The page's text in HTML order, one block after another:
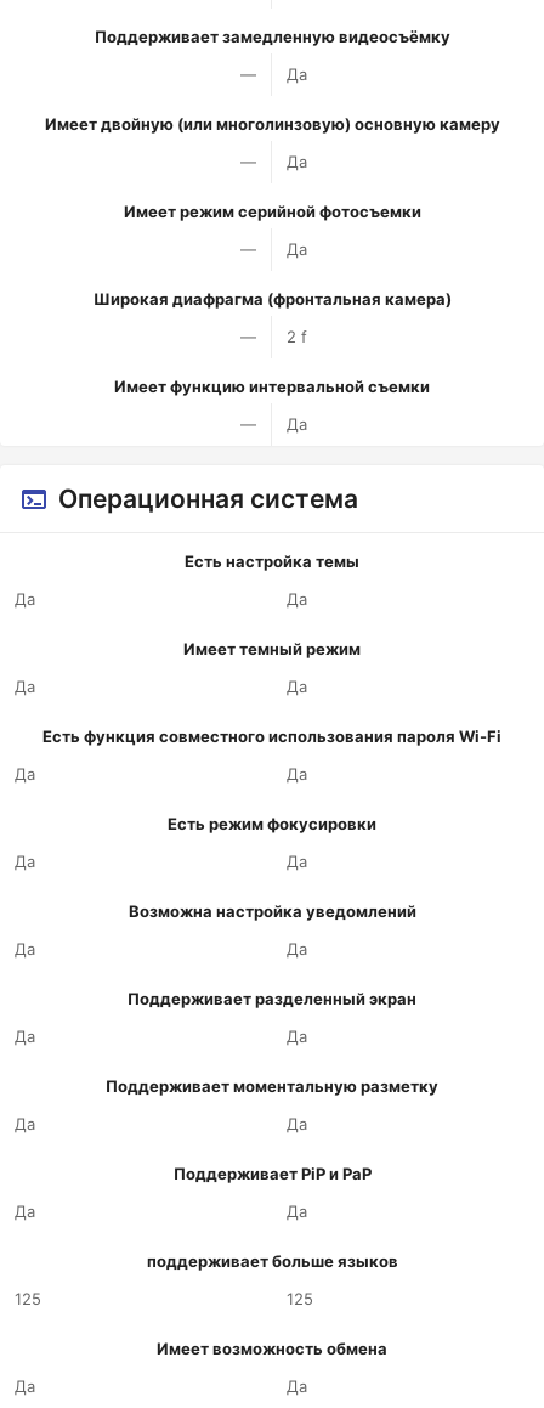
Поддерживает замедленную видеосъёмку
—
Да
Имеет двойную (или многолинзовую) основную камеру
—
Да
Имеет режим серийной фотосъемки
—
Да
Широкая диафрагма (фронтальная камера)
—
2 f
Имеет функцию интервальной съемки
—
Да
Операционная система
Есть настройка темы
Да
Да
Имеет темный режим
Да
Да
Есть функция совместного использования пароля Wi-Fi
Да
Да
Есть режим фокусировки
Да
Да
Возможна настройка уведомлений
Да
Да
Поддерживает разделенный экран
Да
Да
Поддерживает моментальную разметку
Да
Да
Поддерживает PiP и PaP
Да
Да
поддерживает больше языков
125
125
Имеет возможность обмена
Да
Да